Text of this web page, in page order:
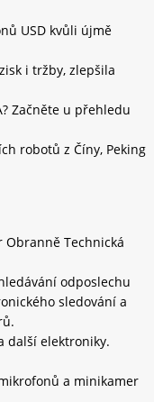
USD kvůli újmě
i tržby, zlepšila
Začněte u přehledu
robotů z Číny, Peking
Obranně Technická
odposlechu
sledování a
další elektroniky.
a minikamer